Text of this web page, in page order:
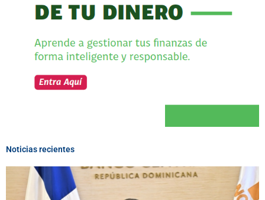
Noticias recientes